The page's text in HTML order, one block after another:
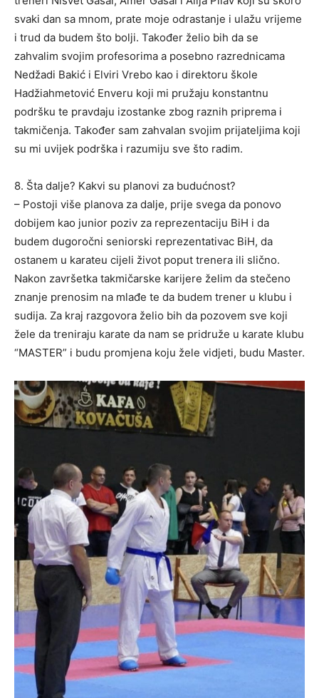
svaki dan sa mnom, prate moje odrastanje i ulažu vrijeme
i trud da budem što bolji. Također želio bih da se
zahvalim svojim profesorima a posebno razrednicama
Nedžadi Bakić i Elviri Vrebo kao i direktoru škole
Hadžiahmetović Enveru koji mi pružaju konstantnu
podršku te pravdaju izostanke zbog raznih priprema i
takmičenja. Također sam zahvalan svojim prijateljima koji
su mi uvijek podrška i razumiju sve što radim.
8. Šta dalje? Kakvi su planovi za budućnost?
– Postoji više planova za dalje, prije svega da ponovo
dobijem kao junior poziv za reprezentaciju BiH i da
budem dugoročni seniorski reprezentativac BiH, da
ostanem u karateu cijeli život poput trenera ili slično.
Nakon završetka takmičarske karijere želim da stečeno
znanje prenosim na mlađe te da budem trener u klubu i
sudija. Za kraj razgovora želio bih da pozovem sve koji
žele da treniraju karate da nam se pridruže u karate klubu
“MASTER” i budu promjena koju žele vidjeti, budu Master.